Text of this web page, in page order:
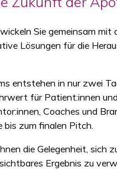
Sie gemeinsam mit
Lösungen für die
entstehen in nur zwei
für Patient:innen
Coaches und
bis zum finalen Pitch.
die Gelegenheit, sich
Ergebnis zu